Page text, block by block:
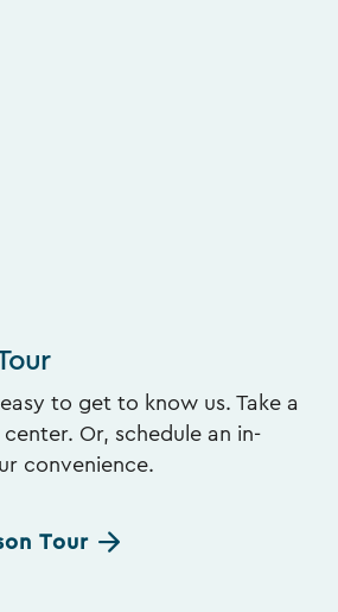
to get to know us. Take a
Or, schedule an in-
convenience.
Tour